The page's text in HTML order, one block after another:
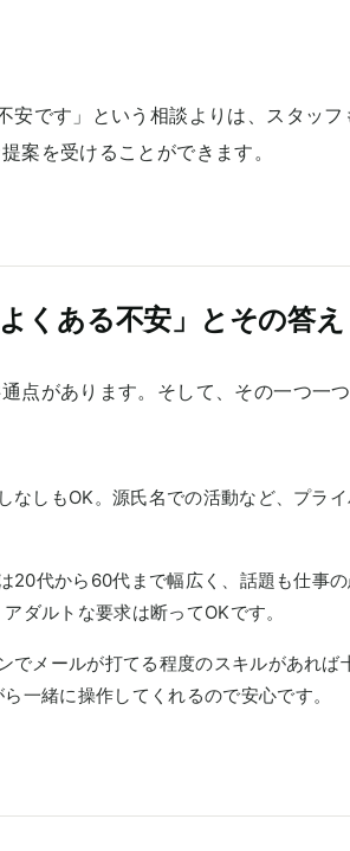
安です」という相談よりは、スタッフ
案を受けることができます。
くある不安」とその答え
点があります。そして、その一つ一
なしもOK。源氏名での活動など、プラ
20代から60代まで幅広く、話題も仕事
ダルトな要求は断ってOKです。
でメールが打てる程度のスキルがあれば
一緒に操作してくれるので安心です。